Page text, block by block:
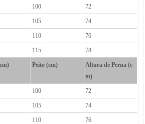
100 72
105 74
110 76
115 78
Peito (cm)
Altura de Perna (c
m)
100 72
105 74
110 76